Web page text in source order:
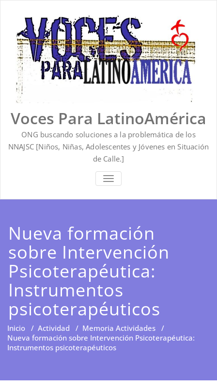
contenido
Voces Para LatinoAmérica
ONG buscando soluciones a la problemática de los
NNAJSC [Niños, Niñas, Adolescentes y Jóvenes en Situación
de Calle.]
ALTERNAR
LA
Nueva formación
sobre Intervención
Psicoterapéutica:
Instrumentos
psicoterapéuticos
Inicio / Actividad / Memoria Actividades /
Nueva formación sobre Intervención Psicoterapéutica:
Instrumentos psicoterapéuticos